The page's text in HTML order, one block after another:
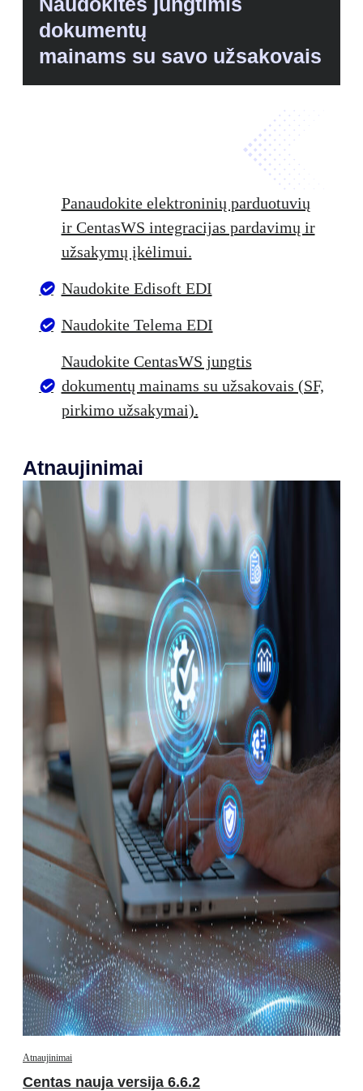
dokumentų
mainams su savo užsakovais
Panaudokite elektroninių parduotuvių
ir CentasWS integracijas pardavimų ir
užsakymų įkėlimui.
Naudokite Edisoft EDI
Naudokite Telema EDI
Naudokite CentasWS jungtis
dokumentų mainams su užsakovais (SF,
pirkimo užsakymai).
Atnaujinimai
Atnaujinimai
Centas nauja versija 6.6.2